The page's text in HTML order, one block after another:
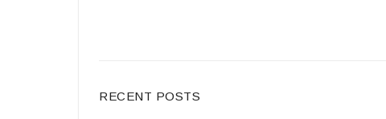
RECENT POSTS